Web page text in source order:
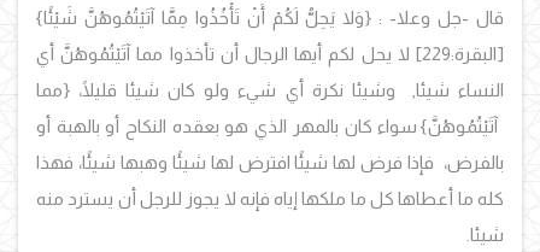
قال -جل وعلا- : {وَلا يَحِلُّ لَكُمْ أَنْ تَأْخُذُوا مِمَّا آتَيْتُمُوهُنَّ شَيْئًا}
[البقرة:229]
لا يحل لكم أيها الرجال أن تأخذوا مما آتَيْتُمُوهُنَّ أي
النساء شيئا, وشيئا نكرة أي شيء ولو كان شيئا قليلًا، {مما
آتَيْتُمُوهُنَّ}سواء كان بالمهر الذي هو بعقده النكاح أو بالهبة أو
بالفرض، فإذا فرض لها شيئًا افترض لها شيئًا وهبها شيئًا، فهذا
كله ما أعطاها كل ما ملكها إياه فإنه لا يجوز للرجل أن يسترد منه
شيئا.